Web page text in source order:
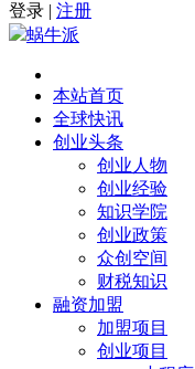
登录 | 注册
蜗牛派
本站首页
全球快讯
创业头条
创业人物
创业经验
知识学院
创业政策
众创空间
财税知识
融资加盟
加盟项目
创业项目